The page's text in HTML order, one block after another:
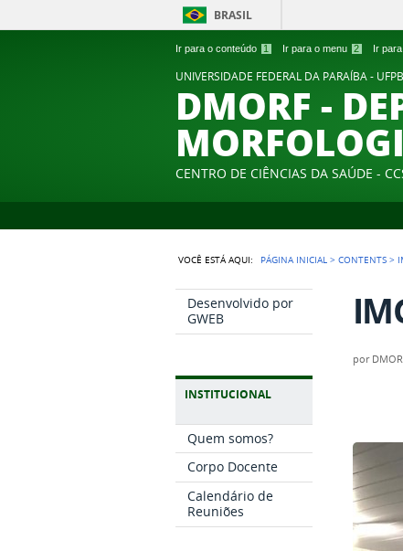
Ir para o conteúdo 1 Ir para o menu 2 Ir
BRASIL
UNIVERSIDADE FEDERAL DA PARAÍBA - UFPB
DMORF -
CENTRO DE CIÊNCIAS DA SAÚDE -
VOCÊ ESTÁ AQUI: PÁGINA INICIAL >CONTENTS >
Desenvolvido por
GWEB
INSTITUCIONAL
Quem somos?
Corpo Docente
Calendário de
Reuniões
por